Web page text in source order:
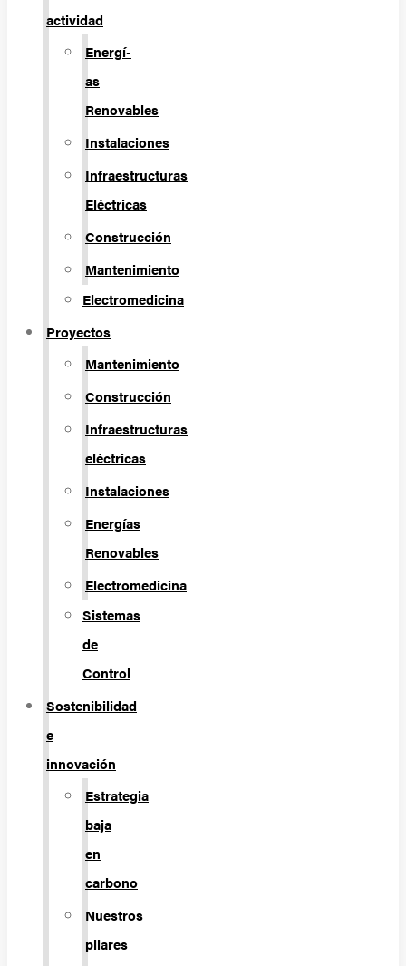
actividad
Energí­
as
Renovables
Instalaciones
Infraestructuras
Eléctricas
Construcción
Mantenimiento
Electromedicina
Proyectos
Mantenimiento
Construcción
Infraestructuras
eléctricas
Instalaciones
Energías
Renovables
Electromedicina
Sistemas
de
Control
Sostenibilidad
e
innovación
Estrategia
baja
en
carbono
Nuestros
pilares